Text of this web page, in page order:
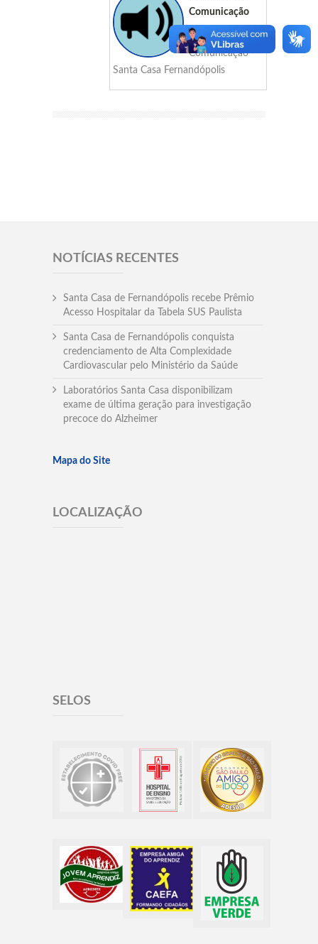
Comunicação
Assessoria de
Comunicação -
Santa Casa Fernandópolis
NOTÍCIAS RECENTES
Santa Casa de Fernandópolis recebe Prêmio
Acesso Hospitalar da Tabela SUS Paulista
Santa Casa de Fernandópolis conquista
credenciamento de Alta Complexidade
Cardiovascular pelo Ministério da Saúde
Laboratórios Santa Casa disponibilizam
exame de última geração para investigação
precoce do Alzheimer
Mapa do Site
LOCALIZAÇÃO
SELOS